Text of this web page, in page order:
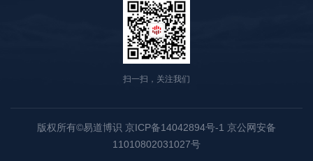
扫一扫，关注我们
版权所有©易道博识 京ICP备14042894号-1 京公网安备
11010802031027号